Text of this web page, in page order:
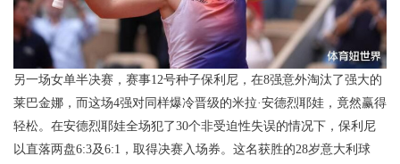
另一场女单半决赛，赛事12号种子保利尼，在8强意外淘汰了强大的
莱巴金娜，而这场4强对同样爆冷晋级的米拉·安德烈耶娃，竟然赢得
轻松。在安德烈耶娃全场犯了30个非受迫性失误的情况下，保利尼
以直落两盘6:3及6:1，取得决赛入场券。这名获胜的28岁意大利球